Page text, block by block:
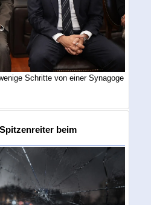
Schritte von einer Synagoge
beim